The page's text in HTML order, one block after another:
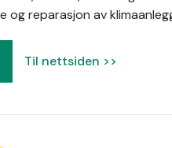
og reparasjon av
Til nettsiden >>